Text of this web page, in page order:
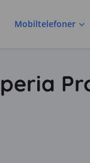
Mobiltelefoner